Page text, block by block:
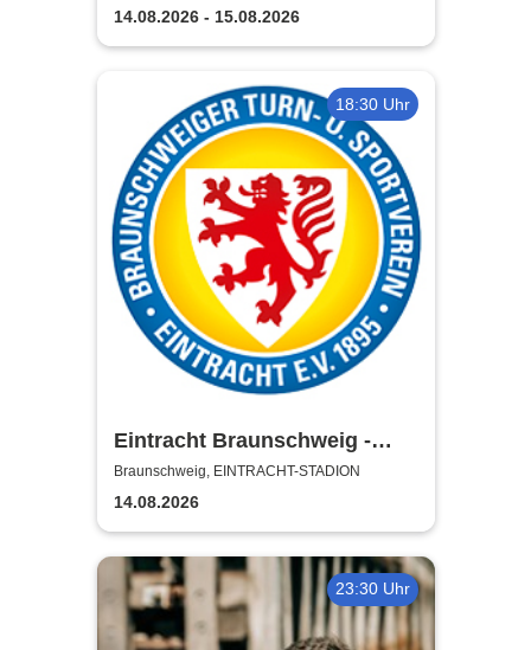
14.08.2026 - 15.08.2026
18:30 Uhr
Eintracht Braunschweig -
Saison 2026/27
Braunschweig, EINTRACHT-STADION
14.08.2026
23:30 Uhr